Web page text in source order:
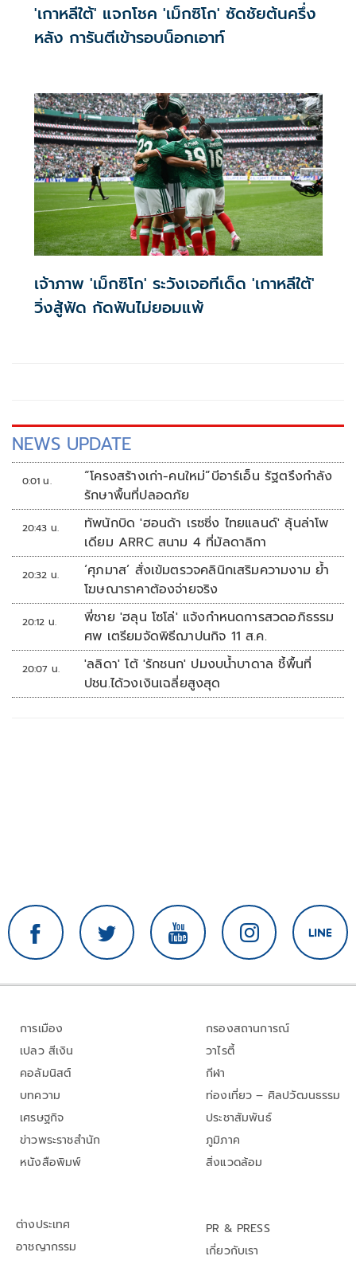
'เกาหลีใต้' แจกโชค 'เม็กซิโก' ซัดชัยต้นครึ่ง
หลัง การันตีเข้ารอบน็อกเอาท์
เจ้าภาพ 'เม็กซิโก' ระวังเจอทีเด็ด 'เกาหลีใต้'
วิ่งสู้ฟัด กัดฟันไม่ยอมแพ้
NEWS UPDATE
0:01 น.
“โครงสร้างเก่า-คนใหม่”บีอาร์เอ็น รัฐตรึงกำลัง
รักษาพื้นที่ปลอดภัย
20:43 น.
ทัพนักบิด 'ฮอนด้า เรซซิ่ง ไทยแลนด์' ลุ้นล่าโพ
เดียม ARRC สนาม 4 ที่มัลดาลิกา
20:32 น.
‘ศุภมาส’ สั่งเข้มตรวจคลินิกเสริมความงาม ย้ำ
โฆษณาราคาต้องจ่ายจริง
20:12 น.
พี่ชาย 'ฮลุน โซโล่' แจ้งกำหนดการสวดอภิธรรม
ศพ เตรียมจัดพิธีฌาปนกิจ 11 ส.ค.
20:07 น.
'ลลิดา' โต้ 'รักชนก' ปมงบน้ำบาดาล ชี้พื้นที่
ปชน.ได้วงเงินเฉลี่ยสูงสุด
การเมือง
เปลว สีเงิน
คอลัมนิสต์
บทความ
เศรษฐกิจ
ข่าวพระราชสำนัก
หนังสือพิมพ์
กรองสถานการณ์
วาไรตี้
กีฬา
ท่องเที่ยว – ศิลปวัฒนธรรม
ประชาสัมพันธ์
ภูมิภาค
สิ่งแวดล้อม
ต่างประเทศ
อาชญากรรม
PR & PRESS
เกี่ยวกับเรา